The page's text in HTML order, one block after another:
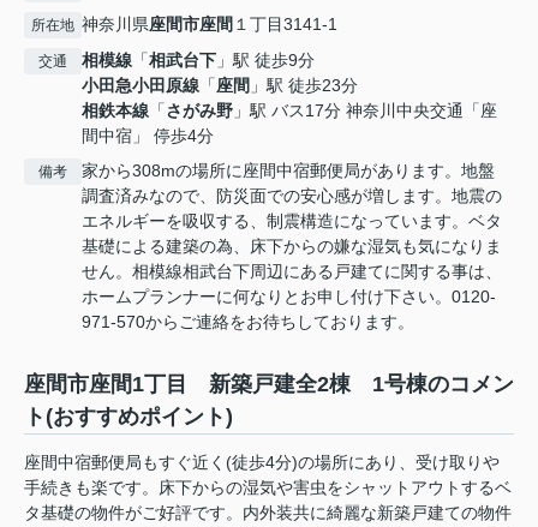
所在地 神奈川県座間市座間 １丁目3141-1
交通 相模線 「相武台下 」駅 徒歩9分
小田急小田原線 「座間 」駅 徒歩23分
相鉄本線 「さがみ野 」駅 バス17分 神奈川中央交通「座
間中宿」 停歩4分
備考
家から308mの場所に座間中宿郵便局があります。地盤
調査済みなので、防災面での安心感が増します。地震の
エネルギーを吸収する、制震構造になっています。ベタ
基礎による建築の為、床下からの嫌な湿気も気になりま
せん。相模線相武台下周辺にある戸建てに関する事は、
ホームプランナーに何なりとお申し付け下さい。0120-
971-570からご連絡をお待ちしております。
座間市座間1丁目 新築戸建全2棟 1号棟のコメン
ト(おすすめポイント)
座間中宿郵便局もすぐ近く(徒歩4分)の場所にあり、受け取りや
手続きも楽です。床下からの湿気や害虫をシャットアウトするベ
タ基礎の物件がご好評です。内外装共に綺麗な新築戸建ての物件